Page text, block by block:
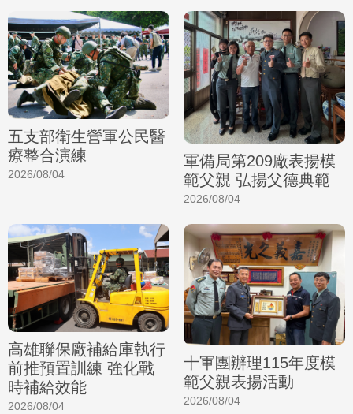
五支部衛生營軍公民醫
療整合演練
2026/08/04
軍備局第209廠表揚模
範父親 弘揚父德典範
2026/08/04
高雄聯保廠補給庫執行
前推預置訓練 強化戰
時補給效能
2026/08/04
十軍團辦理115年度模
範父親表揚活動
2026/08/04